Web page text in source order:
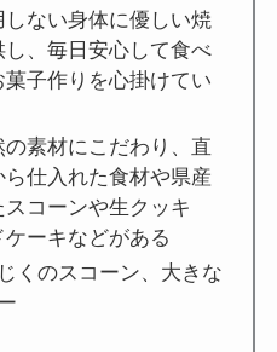
ない身体に優しい焼
し、毎日安心して食べ
子作りを心掛けてい
素材にこだわり、直
仕入れた食材や県産
コーンや生クッキ
ーキなどがある
くのスコーン、大きな